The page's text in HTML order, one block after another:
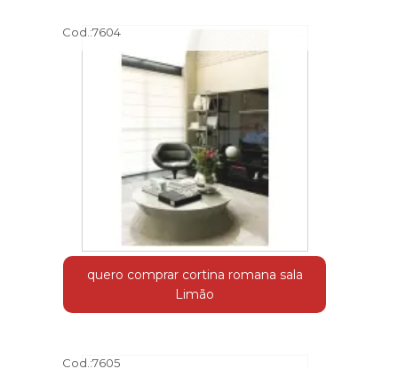
Cod.:7604
quero comprar cortina romana sala
Limão
Cod.:7605